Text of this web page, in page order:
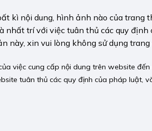
kì nội dung, hình ảnh nào của trang
nhất trí với việc tuân thủ các quy định
này, xin vui lòng không sử dụng
việc cung cấp nội dung trên website đến
tuân thủ các quy định của pháp luật,